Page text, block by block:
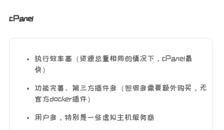
cPanel
执行效率高（资源总量相同的情况下，cPanel最
快）
功能完善、第三方插件多（但很多需要额外购买，无
官方docker插件）
用户多，特别是一些虚拟主机服务商